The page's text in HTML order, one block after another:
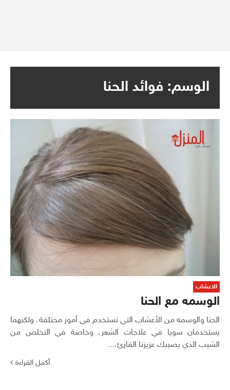
الوسم: فوائد الحنا
الاعشاب
الوسمه مع الحنا
الحنا والوسمه من الأعشاب التي تستخدم في أمور مختلفة، ولكنهما
يستخدمان سويا في علاجات الشعر، وخاصة في التخلص من
الشيب الذي يصيبك عزيزنا القارئ،...
أكمل القراءة